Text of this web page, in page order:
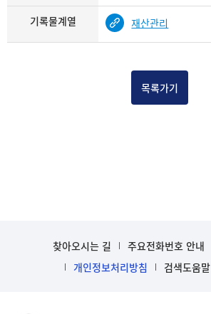
기록물계열 재산관리
목록가기
찾아오시는 길 주요전화번호 안내
개인정보처리방침
검색도움말